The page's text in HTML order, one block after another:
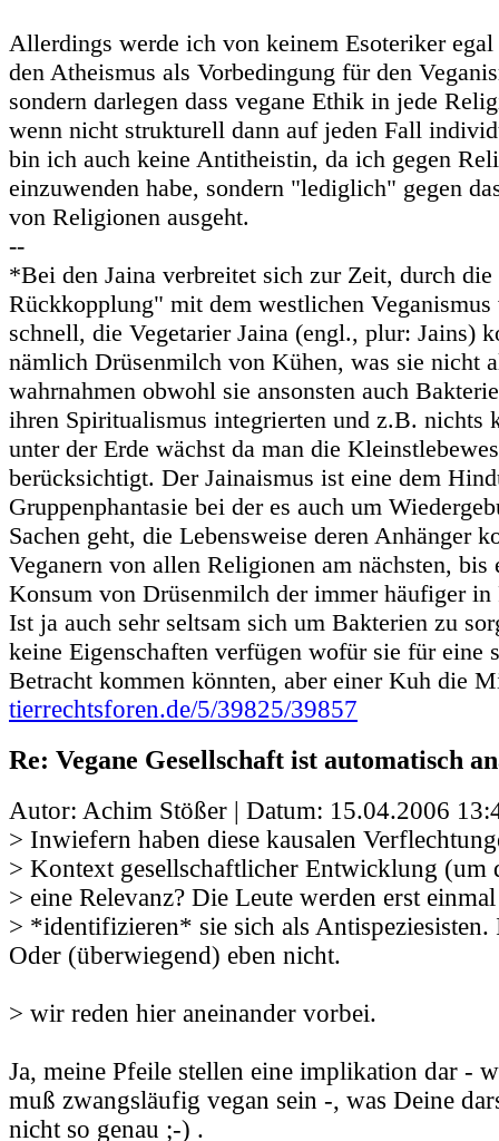
Allerdings werde ich von keinem Esoteriker
den Atheismus als Vorbedingung für den
sondern darlegen dass vegane Ethik in jede
wenn nicht strukturell dann auf jeden Fall
bin ich auch keine Antitheistin, da ich gegen
einzuwenden habe, sondern "lediglich" gegen
von Religionen ausgeht.
--
*Bei den Jaina verbreitet sich zur Zeit, durch
Rückkopplung" mit dem westlichen Veganismus
schnell, die Vegetarier Jaina (engl., plur: Jains)
nämlich Drüsenmilch von Kühen, was sie nicht
wahrnahmen obwohl sie ansonsten auch
ihren Spiritualismus integrierten und z.B. nichts
unter der Erde wächst da man die
berücksichtigt. Der Jainaismus ist eine dem
Gruppenphantasie bei der es auch um
Sachen geht, die Lebensweise deren Anhänger
Veganern von allen Religionen am nächsten, bis
Konsum von Drüsenmilch der immer häufiger
Ist ja auch sehr seltsam sich um Bakterien zu
keine Eigenschaften verfügen wofür sie für eine
Betracht kommen könnten, aber einer Kuh die
tierrechtsforen.de/5/39825/39857
Re: Vegane Gesellschaft ist automatisch
Autor: Achim Stößer | Datum: 15.04.2006
> Inwiefern haben diese kausalen
> Kontext gesellschaftlicher Entwicklung (um
> eine Relevanz? Die Leute werden erst
> *identifizieren* sie sich als Antispeziesisten.
Oder (überwiegend) eben nicht.
> wir reden hier aneinander vorbei.
Ja, meine Pfeile stellen eine implikation dar -
muß zwangsläufig vegan sein -, was Deine
nicht so genau ;-) .